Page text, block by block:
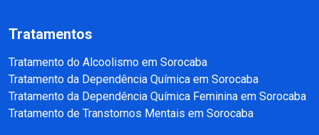
Tratamentos
Tratamento do Alcoolismo em Sorocaba
Tratamento da Dependência Química em Sorocaba
Tratamento da Dependência Química Feminina em Sorocaba
Tratamento de Transtornos Mentais em Sorocaba